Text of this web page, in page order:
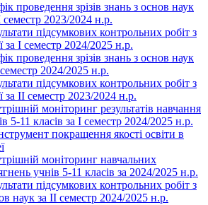
проведення зрізів знань з основ наук
семестр 2023/2024 н.р.
підсумкових контрольних робіт з
за І семестр 2024/2025 н.р.
проведення зрізів знань з основ наук
семестр 2024/2025 н.р.
підсумкових контрольних робіт з
за ІІ семестр 2023/2024 н.р.
моніторинг результатів навчання
5-11 класів за І семестр 2024/2025 н.р.
покращення якості освіти в
моніторинг навчальних
учнів 5-11 класів за 2024/2025 н.р.
підсумкових контрольних робіт з
наук за ІІ семестр 2024/2025 н.р.